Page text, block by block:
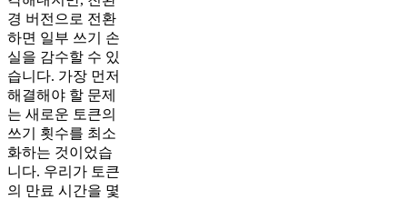
경 버전으로 전환
하면 일부 쓰기 손
실을 감수할 수 있
습니다. 가장 먼저
해결해야 할 문제
는 새로운 토큰의
쓰기 횟수를 최소
화하는 것이었습
니다. 우리가 토큰
의 만료 시간을 몇